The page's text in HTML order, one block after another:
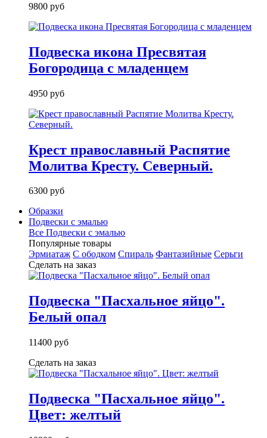
9800 руб
Подвеска икона Пресвятая
Богородица с младенцем
4950 руб
Крест православный Распятие
Молитва Кресту. Северный.
6300 руб
Образки
Подвески с эмалью
Все Подвески с эмалью
Популярные товары
Эрмиатаж С ободком Спираль Фантазийные Серьги
Сделать на заказ
Подвеска "Пасхальное яйцо".
Белый опал
11400 руб
Сделать на заказ
Подвеска "Пасхальное яйцо".
Цвет: желтый